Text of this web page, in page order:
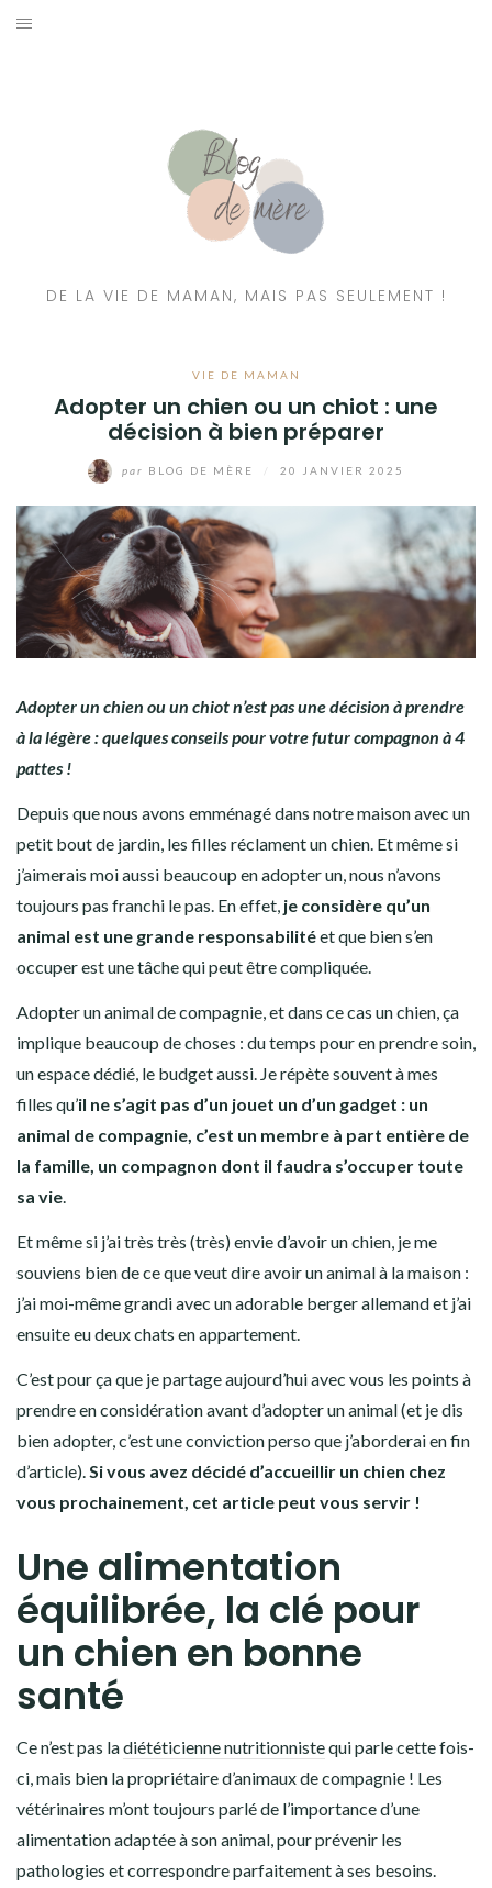
DE LA VIE DE MAMAN, MAIS PAS SEULEMENT !
VIE DE MAMAN
Adopter un chien ou un chiot : une
décision à bien préparer
par BLOG DE MÈRE 20 JANVIER 2025
Adopter un chien ou un chiot n’est pas une décision à prendre
à la légère : quelques conseils pour votre futur compagnon à 4
pattes !
Depuis que nous avons emménagé dans notre maison avec un
petit bout de jardin, les filles réclament un chien. Et même si
j’aimerais moi aussi beaucoup en adopter un, nous n’avons
toujours pas franchi le pas. En effet, je considère qu’un
animal est une grande responsabilitéet que bien s’en
occuper est une tâche qui peut être compliquée.
Adopter un animal de compagnie, et dans ce cas un chien, ça
implique beaucoup de choses : du temps pour en prendre soin,
un espace dédié, le budget aussi. Je répète souvent à mes
filles qu’il ne s’agit pas d’un jouet un d’un gadget : un
animal de compagnie, c’est un membre à part entière de
la famille, un compagnon dont il faudra s’occuper toute
sa vie.
Et même si j’ai très très (très) envie d’avoir un chien, je me
souviens bien de ce que veut dire avoir un animal à la maison :
j’ai moi-même grandi avec un adorable berger allemand et j’ai
ensuite eu deux chats en appartement.
C’est pour ça que je partage aujourd’hui avec vous les points à
prendre en considération avant d’adopter un animal (et je dis
bien adopter, c’est une conviction perso que j’aborderai en fin
d’article).Si vous avez décidé d’accueillir un chien chez
vous prochainement, cet article peut vous servir !
Une alimentation
équilibrée, la clé pour
un chien en bonne
santé
Ce n’est pas ladiététicienne nutritionnistequi parle cette fois-
ci, mais bien la propriétaire d’animaux de compagnie ! Les
vétérinaires m’ont toujours parlé de l’importance d’une
alimentation adaptée à son animal, pour prévenir les
pathologies et correspondre parfaitement à ses besoins.
RESSOURCES NUTRITION & PARENTALITÉ